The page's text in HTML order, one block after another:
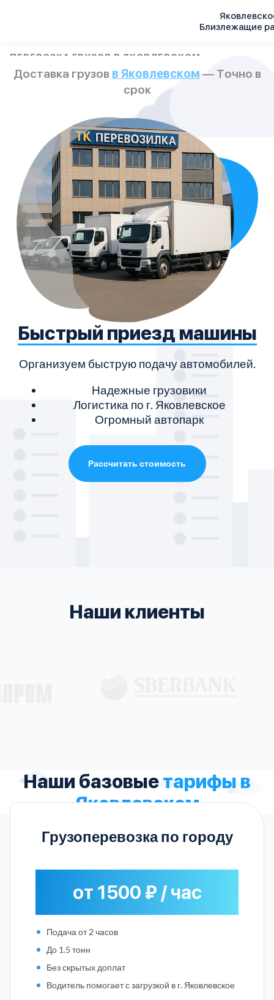
Близлежащие
Автопарк
Контакты
Спецтехника
Цены
FAQ
ПЕРЕВОЗКА ГРУЗОВ В ЯКОВЛЕВСКОМ
Доставка грузов в Яковлевском — Точно в
срок
Быстрый приезд машины
Организуем быструю подачу автомобилей.
Надежные грузовики
Логистика по г. Яковлевское
Огромный автопарк
Рассчитать стоимость
Наши клиенты
Наши базовыетарифы в
Яковлевском
Грузоперевозка по городу
от 1500 ₽ / час
Подача от 2 часов
До 1.5 тонн
Без скрытых доплат
Водитель помогает с загрузкой в г. Яковлевское